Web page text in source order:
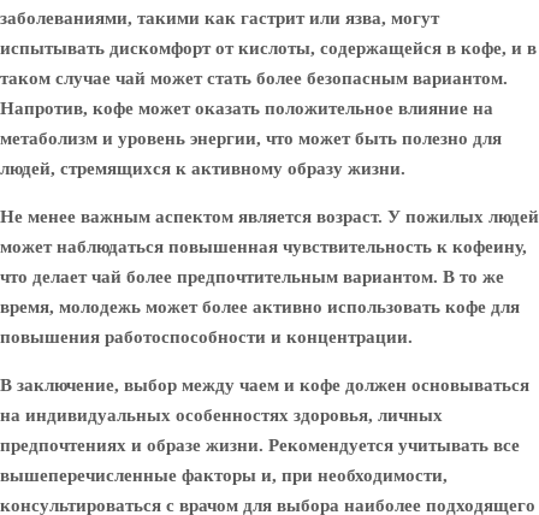
заболеваниями, такими как гастрит или язва, могут
испытывать дискомфорт от кислоты, содержащейся в кофе, и в
таком случае чай может стать более безопасным вариантом.
Напротив, кофе может оказать положительное влияние на
метаболизм и уровень энергии, что может быть полезно для
людей, стремящихся к активному образу жизни.
Не менее важным аспектом является возраст. У пожилых людей
может наблюдаться повышенная чувствительность к кофеину,
что делает чай более предпочтительным вариантом. В то же
время, молодежь может более активно использовать кофе для
повышения работоспособности и концентрации.
В заключение, выбор между чаем и кофе должен основываться
на индивидуальных особенностях здоровья, личных
предпочтениях и образе жизни. Рекомендуется учитывать все
вышеперечисленные факторы и, при необходимости,
консультироваться с врачом для выбора наиболее подходящего